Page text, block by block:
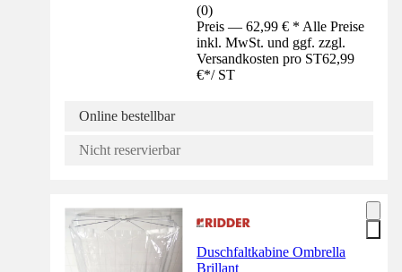
(0)
Preis — 62,99 € * Alle Preise
inkl. MwSt. und ggf. zzgl.
Versandkosten pro ST62,99
€*/ ST
Online bestellbar
Nicht reservierbar
Duschfaltkabine Ombrella
Brillant